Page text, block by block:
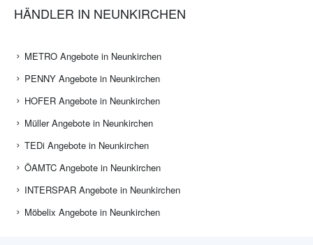
HÄNDLER IN NEUNKIRCHEN
METRO Angebote in Neunkirchen
PENNY Angebote in Neunkirchen
HOFER Angebote in Neunkirchen
Müller Angebote in Neunkirchen
TEDi Angebote in Neunkirchen
ÖAMTC Angebote in Neunkirchen
INTERSPAR Angebote in Neunkirchen
Möbelix Angebote in Neunkirchen